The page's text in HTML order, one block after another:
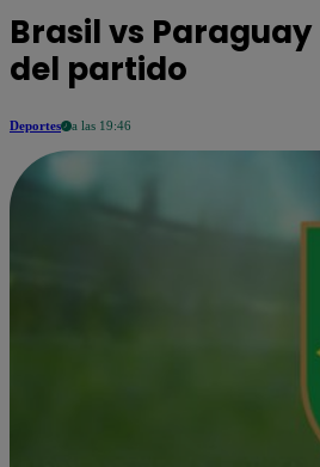
Brasil vs
del partido
Deportes a las 19:46